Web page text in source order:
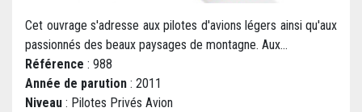
Cet ouvrage s'adresse aux pilotes d'avions légers ainsi qu'aux
passionnés des beaux paysages de montagne. Aux...
Référence : 988
Année de parution : 2011
Niveau : Pilotes Privés Avion